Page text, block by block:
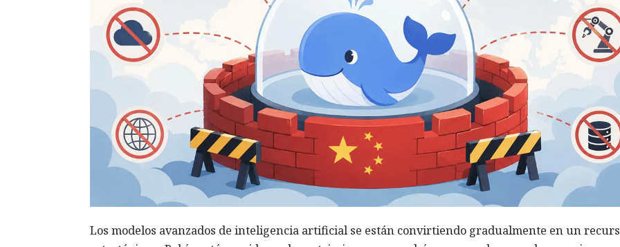
Los modelos avanzados de inteligencia artificial se están convirtiendo gradualmente en un